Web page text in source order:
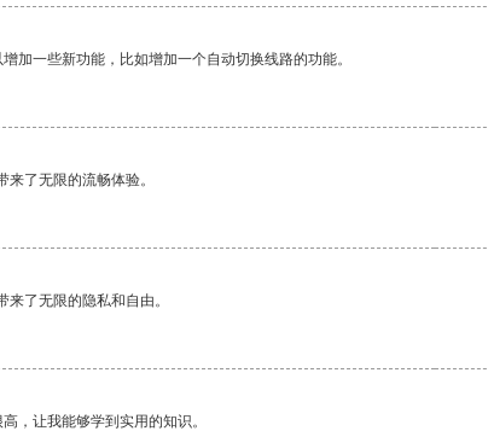
加一些新功能，比如增加一个自动切换线路的功能。
了无限的流畅体验。
了无限的隐私和自由。
，让我能够学到实用的知识。